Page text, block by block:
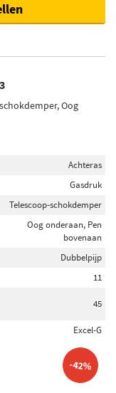
Oog
Achteras
Gasdruk
Telescoop-schokdemper
Oog onderaan, Pen
bovenaan
Dubbelpijp
11
45
Excel-G
-42%